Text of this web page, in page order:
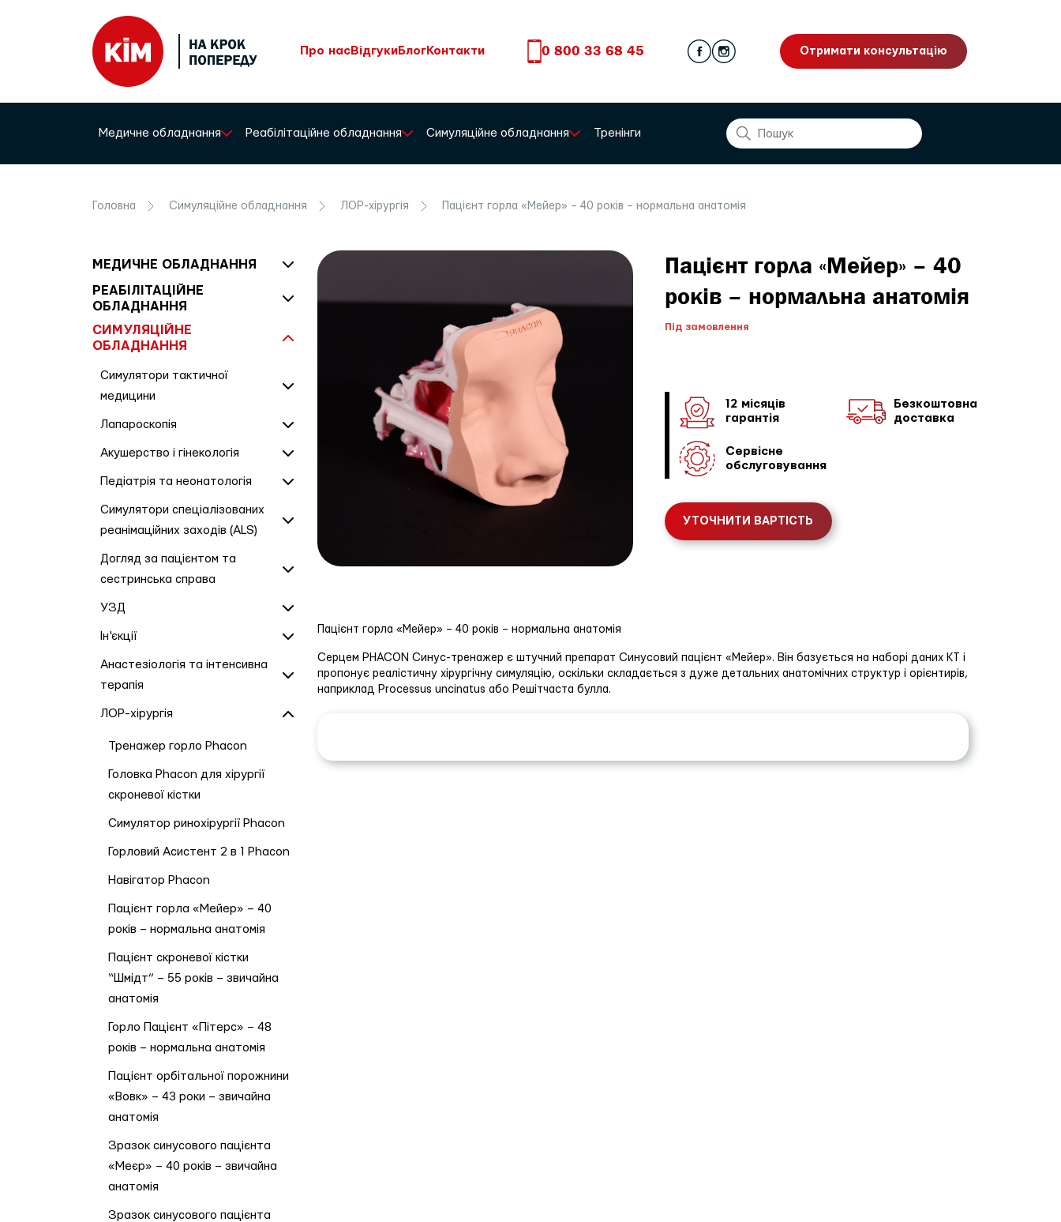
Про нас Відгуки Блог Контакти 0 800 33 68 45 Отримати консультацію
Медичне обладнання Реабілітаційне обладнання Симуляційне обладнання Тренінги
Головна Симуляційне обладнання ЛОР-хірургія Пацієнт горла «Мейер» – 40 років – нормальна анатомія
МЕДИЧНЕ ОБЛАДНАННЯ
РЕАБІЛІТАЦІЙНЕ
ОБЛАДНАННЯ
СИМУЛЯЦІЙНЕ
ОБЛАДНАННЯ
Симулятори тактичної
медицини
Лапароскопія
Акушерство і гінекологія
Педіатрія та неонатологія
Симулятори спеціалізованих
реанімаційних заходів (ALS)
Догляд за пацієнтом та
сестринська справа
УЗД
Ін'єкції
Анастезіологія та інтенсивна
терапія
ЛОР-хірургія
Тренажер горло Phacon
Головка Phacon для хірургії
скроневої кістки
Симулятор ринохірургії Phacon
Горловий Асистент 2 в 1 Phacon
Навігатор Phacon
Пацієнт горла «Мейер» – 40
років – нормальна анатомія
Пацієнт скроневої кістки
“Шмідт” – 55 років – звичайна
анатомія
Горло Пацієнт «Пітерс» – 48
років – нормальна анатомія
Пацієнт орбітальної порожнини
«Вовк» – 43 роки – звичайна
анатомія
Зразок синусового пацієнта
«Меєр» – 40 років – звичайна
анатомія
Зразок синусового пацієнта
Пацієнт горла «Мейер» – 40
років – нормальна анатомія
Під замовлення
12 місяців
гарантія
Безкоштовна
доставка
Сервісне
обслуговування
УТОЧНИТИ ВАРТІСТЬ
Пацієнт горла «Мейер» – 40 років – нормальна анатомія
Серцем PHACON Синус-тренажер є штучний препарат Синусовий пацієнт «Мейер». Він базується на наборі даних КТ і
пропонує реалістичну хірургічну симуляцію, оскільки складається з дуже детальних анатомічних структур і орієнтирів,
наприклад Processus uncinatus або Решітчаста булла.